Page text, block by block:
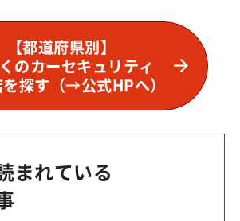
【都道府県別】
のカーセキュリティ
探す（→公式HPへ）
まれている